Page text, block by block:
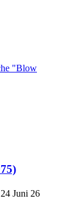
24 Juni 26